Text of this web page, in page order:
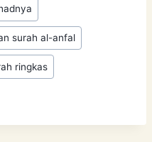
surah al-anfal
ringkas